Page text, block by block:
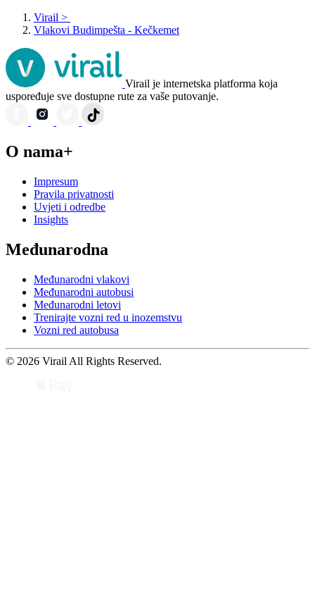
Virail >
Vlakovi Budimpešta - Kečkemet
Virail je internetska platforma koja
uspoređuje sve dostupne rute za vaše putovanje.
O nama+
Impresum
Pravila privatnosti
Uvjeti i odredbe
Insights
Međunarodna
Međunarodni vlakovi
Međunarodni autobusi
Međunarodni letovi
Trenirajte vozni red u inozemstvu
Vozni red autobusa
© 2026 Virail All Rights Reserved.